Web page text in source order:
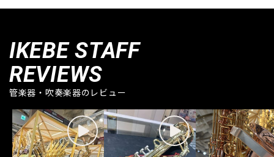
IKEBE STAFF
REVIEWS
管楽器・吹奏楽器のレビュー